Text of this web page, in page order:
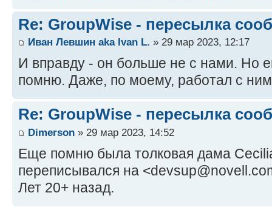
• Leading the following
& Infrastructure, Business
Field Services, Building
following teams: Operations &
Intelligence, Service Desk, Field
Technologies
◦ Sr. Director, Business
OperationsSr. Director, Business
Operations
Aug 2017 - Present · 5 yrs 8
Present · 5 yrs 8 mos Midvale,
• Lead the Operations
Re: GroupWise - пересылка
Иван Левшин aka Ivan L. » 29 мар 2023, 12:17
И вправду - он больше не с нами. Но
помню. Даже, по моему, работал с
Re: GroupWise - пересылка
Dimerson » 29 мар 2023, 14:52
Еще помню была толковая дама
переписывался на
Лет 20+ назад.